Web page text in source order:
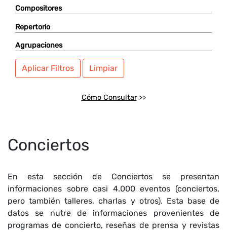
Compositores
Repertorio
Agrupaciones
Aplicar Filtros Limpiar
Cómo Consultar>>
Conciertos
En esta sección de Conciertos se presentan
informaciones sobre casi 4.000 eventos (conciertos,
pero también talleres, charlas y otros). Esta base de
datos se nutre de informaciones provenientes de
programas de concierto, reseñas de prensa y revistas